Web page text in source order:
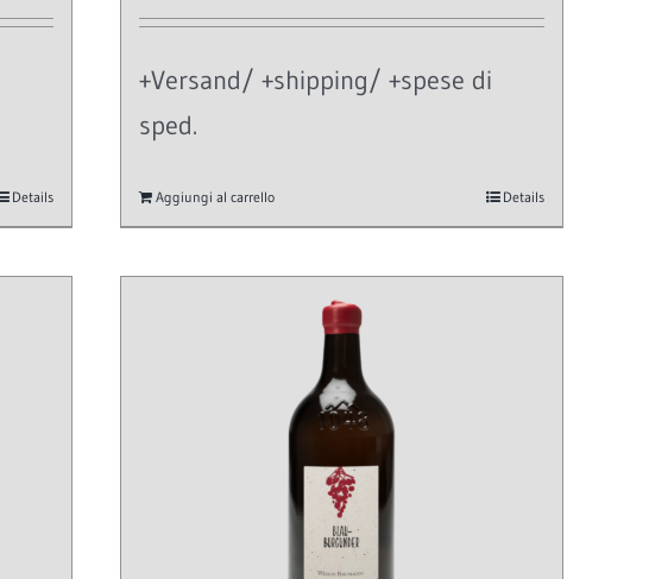
Details
+Versand/ +shipping/ +spese di
sped.
Aggiungi al carrello Details